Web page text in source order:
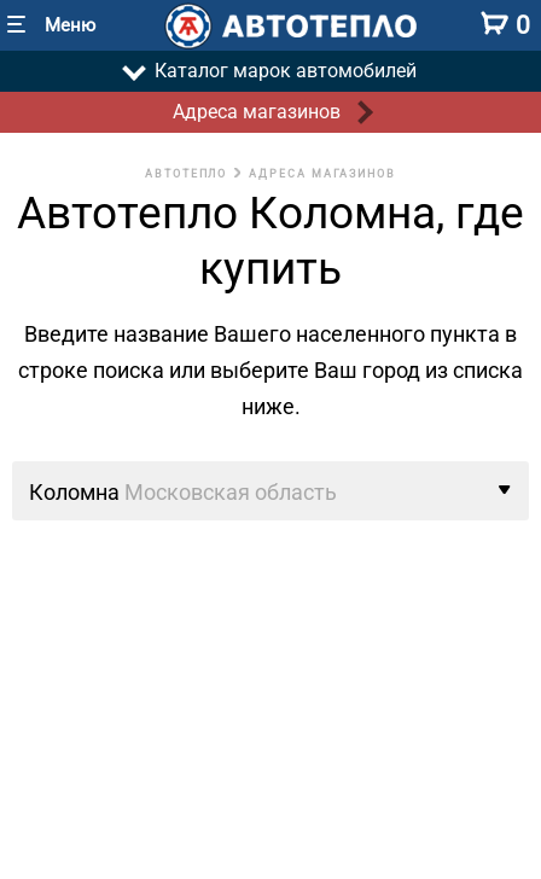
Меню 0
Каталог марок автомобилей
Адреса магазинов
АВТОТЕПЛО АДРЕСА МАГАЗИНОВ
Автотепло Коломна, где
купить
Введите название Вашего населенного пункта в
строке поиска или выберите Ваш город из списка
ниже.
Коломна Московская область